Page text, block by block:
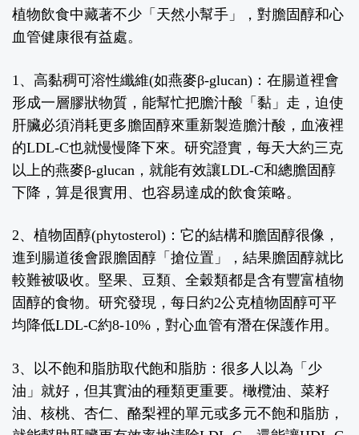
植物飲食中藏著不少「天然小幫手」，對膽固醇和心
血管健康很有益處。
1、高黏稠可溶性纖維(如燕麥β-glucan)： 在腸道裡會
形成一層膠狀物質，能幫忙把膽汁酸「黏」走，迫使
肝臟必須消耗更多膽固醇來重新製造膽汁酸，血液裡
的LDL-C也就慢慢降下來。 研究證實，每天大約三克
以上的燕麥β-glucan，就能有效讓LDL-C和總膽固醇
下降，算是很實用、也容易達成的飲食策略。
2、植物固醇(phytosterol)： 它的結構和膽固醇很像，
進到腸道後會跟膽固醇「搶位置」，結果膽固醇就比
較難被吸收。堅果、豆類、全穀類都是含有豐富植物
固醇的食物。 研究發現，每日約2公克植物固醇可平
均降低LDL-C約8-10%，對心血管有潛在保護作用。
3、以不飽和脂肪取代飽和脂肪： 很多人以為「少
油」就好，但其實油的種類更重要。 橄欖油、菜籽
油、核桃、杏仁、酪梨裡的單元或多元不飽和脂肪，